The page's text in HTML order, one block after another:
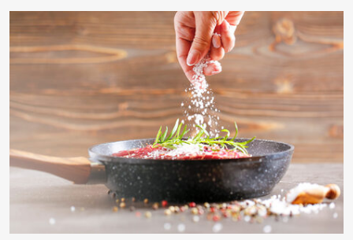
židovské kultury ŠTETL FEST 2026. Některé návraty
nejsou jednoduché. Místa, která si člověk pamatuje z
rodinných vyprávění, už dávno